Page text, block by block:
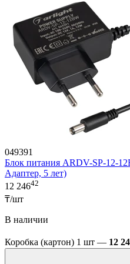
049391
Блок питания ARDV-SP-12-
Адаптер, 5 лет)
12 24642
₸/шт
В наличии
Коробка (картон) 1 шт — 12